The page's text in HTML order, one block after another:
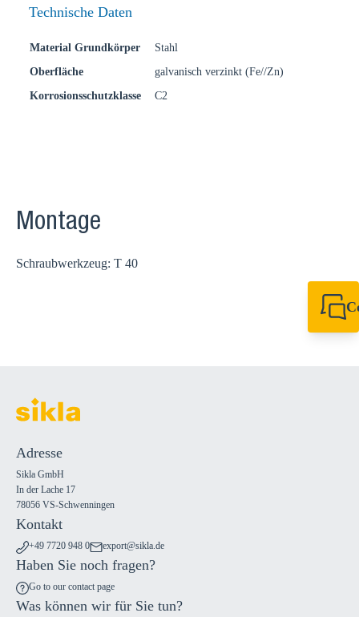
Technische Daten
Material Grundkörper
Stahl
Oberfläche
galvanisch verzinkt (Fe//Zn)
Korrosionsschutzklasse
C2
Montage
Schraubwerkzeug: T 40
Adresse
Sikla GmbH
In der Lache 17
78056 VS-Schwenningen
Kontakt
+49 7720 948 0 export@sikla.de
Haben Sie noch fragen?
Go to our contact page
Was können wir für Sie tun?